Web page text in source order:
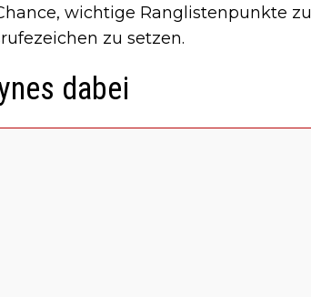
wichtige Ranglistenpunkte zu
zu setzen.
dabei